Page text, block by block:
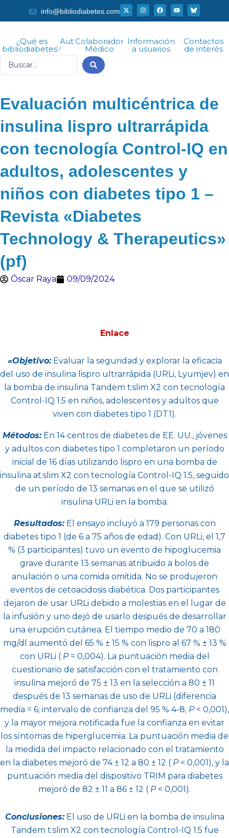
al
info@bibliodiabetes.com
X
-
t
t
t
I
n
s
r
a
F
a
c
o
k
Y
o
u
¿Qué es
bibliodiabetes?
AutorColaborador
Médico
Información
a usuarios
Contactos
de interés
Evaluación multicéntrica de
insulina lispro ultrarrápida
con tecnología Control-IQ en
adultos, adolescentes y
niños con diabetes tipo 1 –
Revista «Diabetes
Technology & Therapeutics»
(pf)
Óscar Raya 09/09/2024
Enlace
«Objetivo:Evaluar la seguridad y explorar la eficacia
del uso de insulina lispro ultrarrápida (URLi, Lyumjev) en
la bomba de insulina Tandem t:slim X2 con tecnología
Control-IQ 1.5 en niños, adolescentes y adultos que
viven con diabetes tipo 1 (DT1).
Métodos:En 14 centros de diabetes de EE. UU., jóvenes
y adultos con diabetes tipo 1 completaron un período
inicial de 16 días utilizando lispro en una bomba de
insulina at:slim X2 con tecnología Control-IQ 1.5, seguido
de un período de 13 semanas en el que se utilizó
insulina URLi en la bomba.
Resultados:El ensayo incluyó a 179 personas con
diabetes tipo 1 (de 6 a 75 años de edad). Con URLi, el 1,7
% (3 participantes) tuvo un evento de hipoglucemia
grave durante 13 semanas atribuido a bolos de
anulación o una comida omitida. No se produjeron
eventos de cetoacidosis diabética. Dos participantes
dejaron de usar URLi debido a molestias en el lugar de
la infusión y uno dejó de usarlo después de desarrollar
una erupción cutánea. El tiempo medio de 70 a 180
mg/dl aumentó del 65 % ± 15 % con lispro al 67 % ± 13 %
con URLi (P= 0,004). La puntuación media del
cuestionario de satisfacción con el tratamiento con
insulina mejoró de 75 ± 13 en la selección a 80 ± 11
después de 13 semanas de uso de URLi (diferencia
media = 6; intervalo de confianza del 95 % 4-8; P< 0,001),
y la mayor mejora notificada fue la confianza en evitar
los síntomas de hiperglucemia. La puntuación media de
la medida del impacto relacionado con el tratamiento
en la diabetes mejoró de 74 ± 12 a 80 ± 12 ( P< 0,001), y la
puntuación media del dispositivo TRIM para diabetes
mejoró de 82 ± 11 a 86 ± 12 ( P< 0,001).
Conclusiones:El uso de URLi en la bomba de insulina
Tandem t:slim X2 con tecnología Control-IQ 1.5 fue